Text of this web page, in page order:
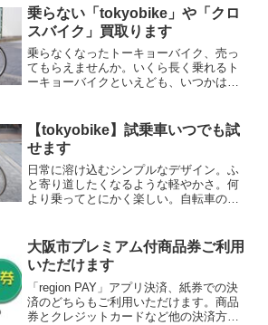
感、そして細身ですっきりシャープなシ
ルエットが特徴です。さらに...
乗らない「tokyobike」や「クロ
スバイク」買取ります
乗らなくなったトーキョーバイク、売っ
てもらえませんか。いくら長く乗れるト
ーキョーバイクといえども、いつかは手
に求める条件と合わなくなったり、と理
由は様々です。まだ乗れそ...
【tokyobike】試乗車いつでも試
せます
日常に溶け込むシンプルなデザイン。ふ
と寄り道したくなるような軽やかさ。何
より乗ってとにかく楽しい。自転車のあ
まずは試乗車で試してみてください。ト
ーキョーバイクの魅力は外...
大阪市プレミアム付商品券ご利用
いただけます
「region PAY」アプリ決済、紙券での決
済のどちらもご利用いただけます。商品
券とクレジットカードなど他の決済方法